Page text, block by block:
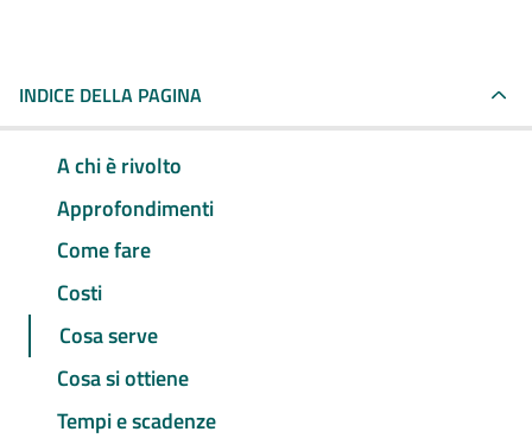
INDICE DELLA PAGINA
A chi è rivolto
Approfondimenti
Come fare
Costi
Cosa serve
Cosa si ottiene
Tempi e scadenze